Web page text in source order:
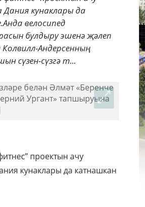
кунаклары да
велосипед
булдыру эшенә җәлеп
Андерсенның
сүзен-сүзгә т...
проектын ачу
кунаклары да катнашкан